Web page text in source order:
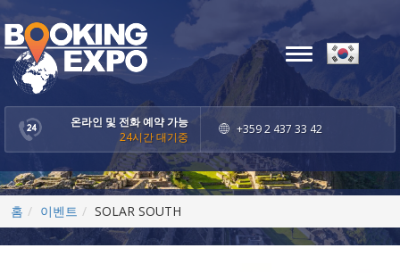
온라인 및 전화 예약 가능
24시간 대기중
+359 2 437 33 42
Toggle
navigation
홈 이벤트 SOLAR SOUTH